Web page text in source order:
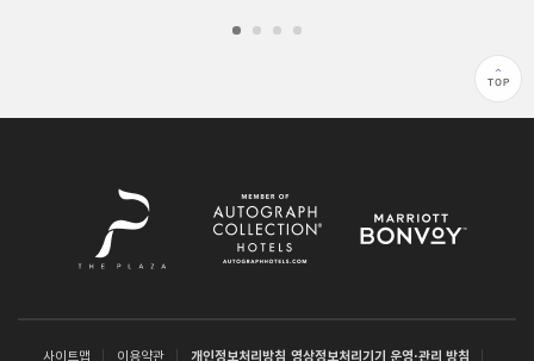
사이트맵 이용약관 개인정보처리방침 영상정보처리기기 운영·관리 방침